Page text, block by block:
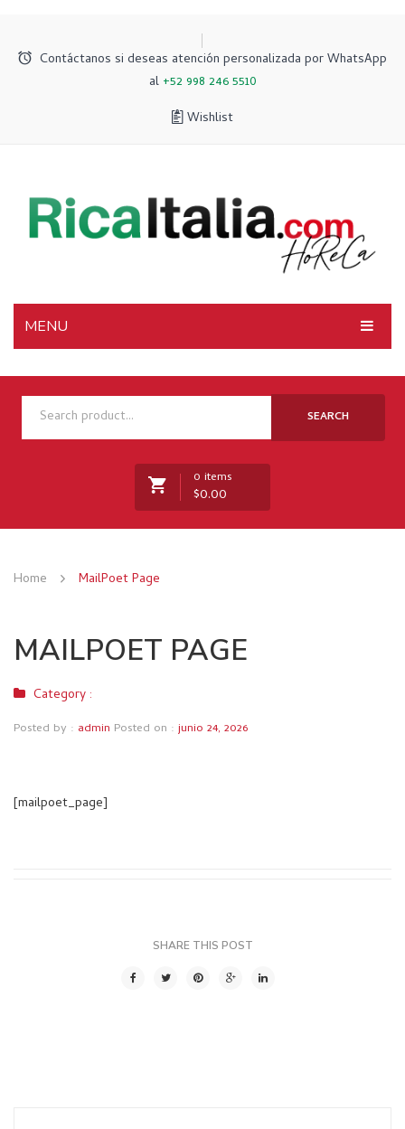
Contáctanos si deseas atención personalizada por WhatsApp
al +52 998 246 5510
Wishlist
MENU
INICIO
NOSOTROS
TIENDA
CONTACTO
SEARCH
0 items
$0.00
Home
MailPoet Page
MAILPOET PAGE
Category :
Posted by : admin Posted on : junio 24, 2026
[mailpoet_page]
SHARE THIS POST